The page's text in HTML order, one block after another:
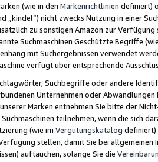
(wie in den Markenrichtlinien definiert)
„kindel“) nicht zwecks Nutzung in einer
zu sonstigen Amazon zur
Suchmaschinen Geschützte Begriffe
mit Suchergebnissen verwendet
verfügt über entsprechende
Suchbegriffe oder andere
Unternehmen oder
Marken entnehmen Sie bitte der
teilnehmen, wenn die sich
(wie im Vergütungskatalog definiert)
stellen, damit Sie bei
auftauchen, solange Sie die